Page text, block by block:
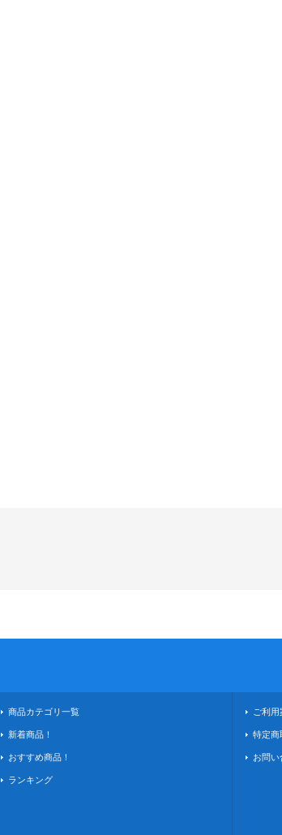
商品カテゴリ一覧
新着商品！
おすすめ商品！
ランキング
ご利用
特定商
お問い